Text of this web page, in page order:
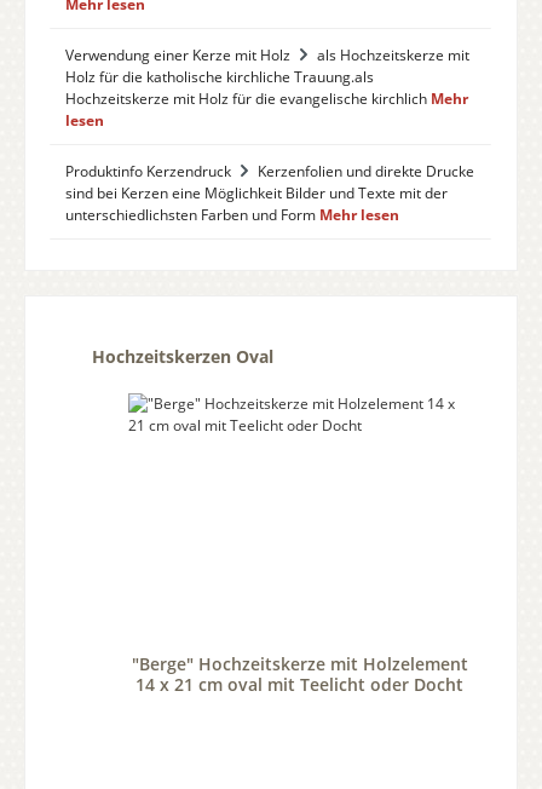
Verwendung einer Kerze mit Holz
als Hochzeitskerze mit
Holz für die katholische kirchliche Trauung.als
Hochzeitskerze mit Holz für die evangelische kirchlich Mehr
lesen
Produktinfo Kerzendruck
Kerzenfolien und direkte Drucke
sind bei Kerzen eine Möglichkeit Bilder und Texte mit der
unterschiedlichsten Farben und Form Mehr lesen
Produktgalerie überspringen
Hochzeitskerzen Oval
"Berge" Hochzeitskerze mit Holzelement
14 x 21 cm oval mit Teelicht oder Docht